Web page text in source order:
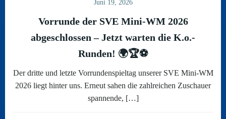
Juni 19, 2026
Vorrunde der SVE Mini-WM 2026
abgeschlossen – Jetzt warten die K.o.-
Runden! 🌍🏆⚽
Der dritte und letzte Vorrundenspieltag unserer SVE Mini-WM
2026 liegt hinter uns. Erneut sahen die zahlreichen Zuschauer
spannende, […]